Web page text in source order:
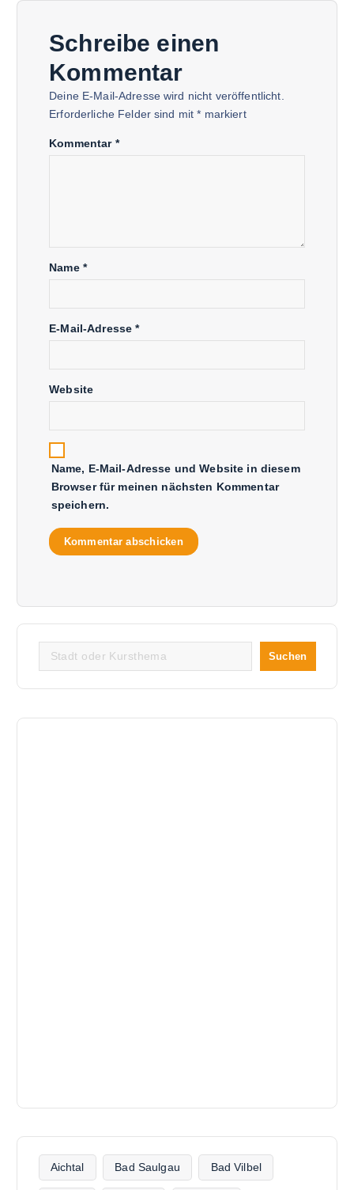
Schreibe einen
Kommentar
Deine E-Mail-Adresse wird nicht veröffentlicht.
Erforderliche Felder sind mit* markiert
Kommentar *
Name *
E-Mail-Adresse*
Website
Name, E-Mail-Adresse und Website in diesem
Browser für meinen nächsten Kommentar
speichern.
Suchen
Aichtal Bad Saulgau Bad Vilbel